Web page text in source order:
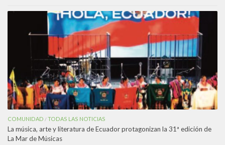
COMUNIDAD /TODAS LAS NOTICIAS
La música, arte y literatura de Ecuador protagonizan la 31ª edición de
La Mar de Músicas